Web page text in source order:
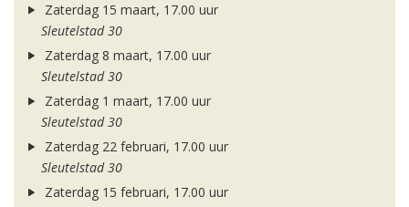
Zaterdag 15 maart, 17.00 uur
Sleutelstad 30
Zaterdag 8 maart, 17.00 uur
Sleutelstad 30
Zaterdag 1 maart, 17.00 uur
Sleutelstad 30
Zaterdag 22 februari, 17.00 uur
Sleutelstad 30
Zaterdag 15 februari, 17.00 uur